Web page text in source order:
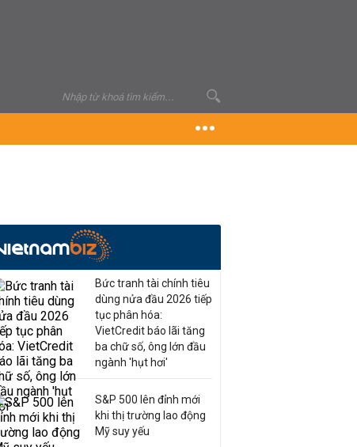
Bức tranh tài chính tiêu
dùng nửa đầu 2026 tiếp
tục phân hóa:
VietCredit báo lãi tăng
ba chữ số, ông lớn đầu
ngành 'hụt hơi'
S&P 500 lên đỉnh mới
khi thị trường lao động
Mỹ suy yếu